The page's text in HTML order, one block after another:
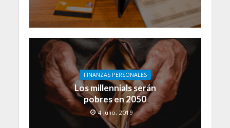
FINANZAS PERSONALES
Los millennials serán
pobres en 2050
4 julio, 2019